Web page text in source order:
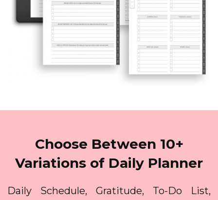
Choose Between 10+
Variations of Daily Planner
Daily Schedule, Gratitude, To-Do List,